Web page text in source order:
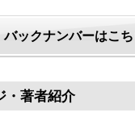
バックナンバーはこち
・著者紹介